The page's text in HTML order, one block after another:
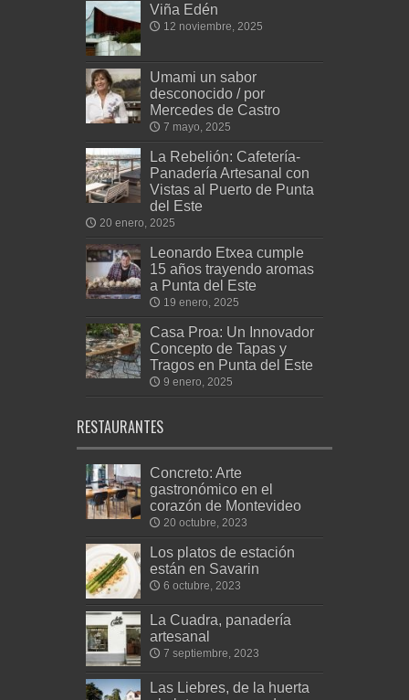
Viña Edén
12 noviembre, 2025
Umami un sabor
desconocido / por
Mercedes de Castro
7 mayo, 2025
La Rebelión: Cafetería-
Panadería Artesanal con
Vistas al Puerto de Punta
del Este
20 enero, 2025
Leonardo Etxea cumple
15 años trayendo aromas
a Punta del Este
19 enero, 2025
Casa Proa: Un Innovador
Concepto de Tapas y
Tragos en Punta del Este
9 enero, 2025
RESTAURANTES
Concreto: Arte
gastronómico en el
corazón de Montevideo
20 octubre, 2023
Los platos de estación
están en Savarin
6 octubre, 2023
La Cuadra, panadería
artesanal
7 septiembre, 2023
Las Liebres, de la huerta